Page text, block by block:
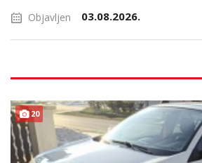
Objavljen 03.08.2026.
20